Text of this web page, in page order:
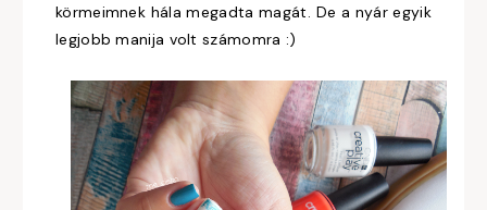
körmeimnek hála megadta magát. De a nyár egyik
legjobb manija volt számomra :)